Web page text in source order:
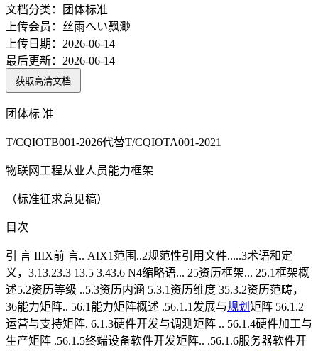
文档分类：
团体标准
上传会员： 丝雨へい飘渺
上传日期： 2026-06-14
最后更新： 2026-06-14
获取高清文档
团体标 准
T/CQIOTB001-2026代替T/CQIOTA001-2021
物联网工程从业人员能力框架
（标准征求意见稿）
目次
引 言 IIIX前 言.. AIX1范围..2规范性引用文件.....3术语和定
义，3.13.23.3 13.5 3.43.6 N4缩略语... 25资历框架... 25.1框架概
述5.2资历等级 ..5.3资历内涵 5.3.1资历维度 35.3.2资历范畴，
36能力矩阵.. 56.1能力矩阵概述 .56.1.1发展与规划 矩阵 56.1.2
运营与支持矩阵. 6.1.3硬件开发与调测矩阵 .. 56.1.4硬件加工与
生产矩阵 .56.1.5终端设备软件开发矩阵.. .56.1.6服务器软件开